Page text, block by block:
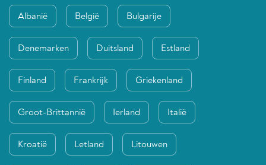
Albanië België Bulgarije
Denemarken Duitsland Estland
Finland Frankrijk Griekenland
Groot-Brittannië Ierland Italië
Kroatië Letland Litouwen